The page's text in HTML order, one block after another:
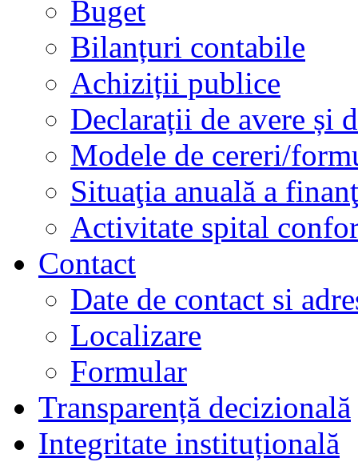
Buget
Bilanțuri contabile
Achiziții publice
Declarații de avere și
Modele de cereri/
Situaţia anuală a
Activitate spital
Contact
Date de contact si
Localizare
Formular
Transparență decizională
Integritate instituțională